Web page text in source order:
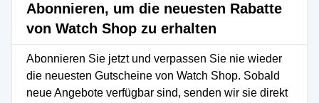
Abonnieren, um die neuesten Rabatte
von Watch Shop zu erhalten
Abonnieren Sie jetzt und verpassen Sie nie wieder
die neuesten Gutscheine von Watch Shop. Sobald
neue Angebote verfügbar sind, senden wir sie direkt